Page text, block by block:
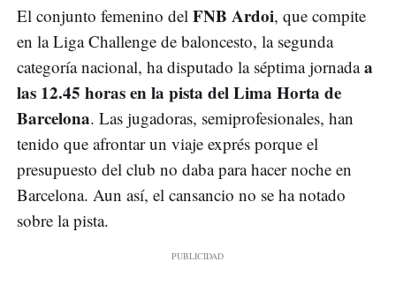
El conjunto femenino del FNB Ardoi, que compite
en la Liga Challenge de baloncesto, la segunda
categoría nacional, ha disputado la séptima jornadaa
las 12.45 horas en la pista del Lima Horta de
Barcelona. Las jugadoras, semiprofesionales, han
tenido que afrontar un viaje exprés porque el
presupuesto del club no daba para hacer noche en
Barcelona. Aun así, el cansancio no se ha notado
sobre la pista.